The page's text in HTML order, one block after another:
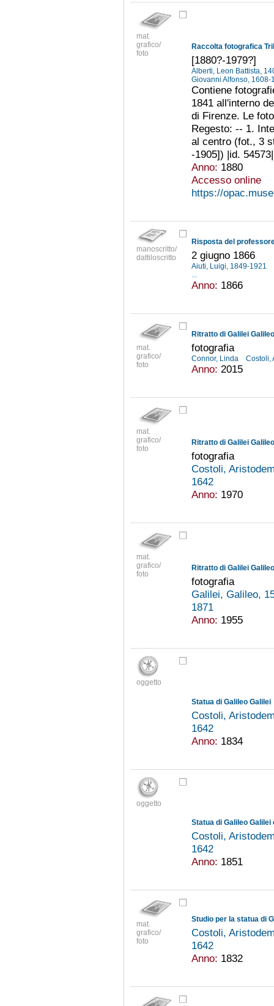
mat.
grafico/
foto
Raccolta fotografica
[1880?-1979?]
Alberti, Leon Battista,
Giovanni Alfonso,
Contiene
1841 all'interno
di Firenze. Le
Regesto: -- 1.
al centro (fot., 3
-1905]) |id.
Anno: 1880
Accesso online
https://
manoscritto/
dattiloscritto
2 giugno 1866
Aiuti, Luigi, 1849-1921
...
Anno: 1866
mat.
grafico/
foto
Ritratto di Galilei
fotografia
Connor, Linda Costoli,
Anno: 2015
mat.
grafico/
foto
Ritratto di Galilei
fotografia
Costoli,
1642
Anno: 1970
mat.
grafico/
foto
Ritratto di Galilei
fotografia
Galilei, Galileo,
1871
Anno: 1955
oggetto
Statua di Galileo Galilei
Costoli,
1642
Anno: 1834
oggetto
Statua di Galileo
Costoli,
1642
Anno: 1851
mat.
grafico/
foto
Studio per la statua di
Costoli,
1642
Anno: 1832